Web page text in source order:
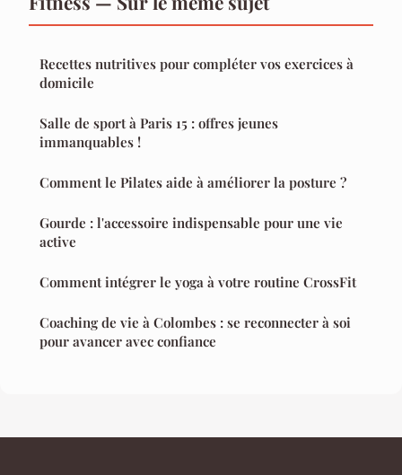
Recettes nutritives pour compléter vos exercices à
domicile
Salle de sport à Paris 15 : offres jeunes
immanquables !
Comment le Pilates aide à améliorer la posture ?
Gourde : l'accessoire indispensable pour une vie
active
Comment intégrer le yoga à votre routine CrossFit
Coaching de vie à Colombes : se reconnecter à soi
pour avancer avec confiance